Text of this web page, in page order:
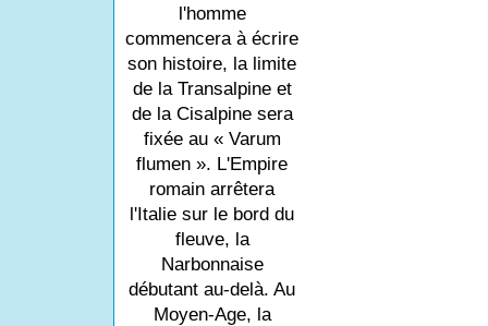
l'homme
commencera à écrire
son histoire, la limite
de la Transalpine et
de la Cisalpine sera
fixée au « Varum
flumen ». L'Empire
romain arrêtera
l'Italie sur le bord du
fleuve, la
Narbonnaise
débutant au-delà. Au
Moyen-Age, la